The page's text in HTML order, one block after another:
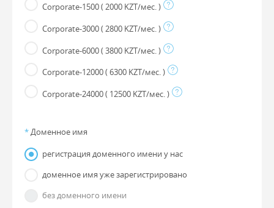
Corporate-1500( 2000 KZT/мес. )
Corporate-3000( 2800 KZT/мес. )
Corporate-6000( 3800 KZT/мес. )
Corporate-12000( 6300 KZT/мес. )
Corporate-24000( 12500 KZT/мес. )
*Доменное имя
регистрация доменного имени у нас
доменное имя уже зарегистрировано
без доменного имени